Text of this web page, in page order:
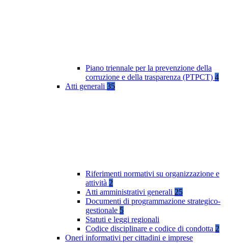
Piano triennale per la prevenzione della
corruzione e della trasparenza (PTPCT) 4
Atti generali 35
Riferimenti normativi su organizzazione e
attività 2
Atti amministrativi generali 25
Documenti di programmazione strategico-
gestionale 5
Statuti e leggi regionali
Codice disciplinare e codice di condotta 2
Oneri informativi per cittadini e imprese